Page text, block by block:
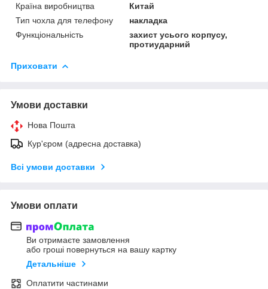
Країна виробництва
Китай
Тип чохла для телефону
накладка
Функціональність
захист усього корпусу,
протиударний
Приховати
Умови доставки
Нова Пошта
Кур'єром (адресна доставка)
Всі умови доставки
Умови оплати
Ви отримаєте замовлення
або гроші повернуться на вашу картку
Детальніше
Оплатити частинами